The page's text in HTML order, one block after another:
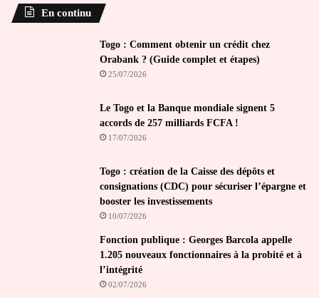
En continu
Togo : Comment obtenir un crédit chez
Orabank ? (Guide complet et étapes)
25/07/2026
Le Togo et la Banque mondiale signent 5
accords de 257 milliards FCFA !
17/07/2026
Togo : création de la Caisse des dépôts et
consignations (CDC) pour sécuriser l’épargne et
booster les investissements
10/07/2026
Fonction publique : Georges Barcola appelle
1.205 nouveaux fonctionnaires à la probité et à
l’intégrité
02/07/2026